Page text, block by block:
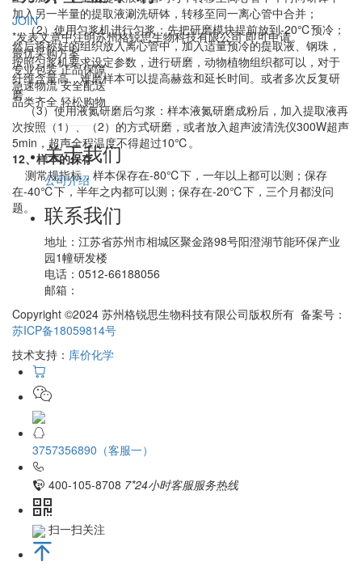
加入另一半量的提取液涮洗研钵，转移至同一离心管中合并；
（2）使用匀浆机进行匀浆：先把研磨模块提前放到-20℃预冷；
然后将称好的组织放入离心管中，加入适量预冷的提取液、钢珠，
按照匀浆机要求设定参数，进行研磨，动物植物组织都可以，对于
纤维含量高，难磨样本可以提高赫兹和延长时间。或者多次反复研
磨
（3）使用液氮研磨后匀浆：样本液氮研磨成粉后，加入提取液再
次按照（1）、（2）的方式研磨，或者放入超声波清洗仪300W超声
5min，超声全程温度不得超过10℃。
12、样本的保存
测常规指标，样本保存在-80℃下，一年以上都可以测；保存
在-40℃下，半年之内都可以测；保存在-20℃下，三个月都没问
题。
JOIN
*发表文章中注明苏州格锐思生物科技有限公司 即可申请。
最优采购方案
专业包装 正品保障
急速物流 安全配送
品类齐全 轻松购物
关于我们
公司介绍
联系我们
地址： 江苏省苏州市相城区聚金路98号阳澄湖节能环保产业
园1幢研发楼
电话： 0512-66188056
邮箱：
Copyright ©2024 苏州格锐思生物科技有限公司版权所有 备案号：
苏ICP备18059814号
技术支持： 库价化学
3757356890（客服一）
400-105-8708 7*24小时客服服务热线
扫一扫关注